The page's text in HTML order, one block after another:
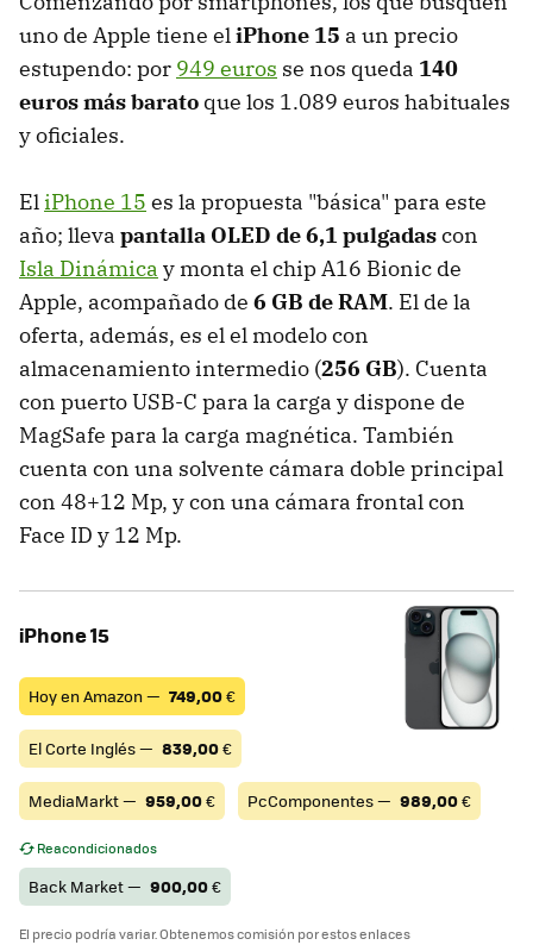
uno de Apple tiene eliPhone 15 a un precio
estupendo: por 949 euros se nos queda 140
euros más barato que los 1.089 euros habituales
y oficiales.
EliPhone 15 es la propuesta "básica" para este
año; lleva pantalla OLED de 6,1 pulgadascon
Isla Dinámica y monta el chip A16 Bionic de
Apple, acompañado de 6 GB de RAM. El de la
oferta, además, es el el modelo con
almacenamiento intermedio (256 GB). Cuenta
con puerto USB-C para la carga y dispone de
MagSafe para la carga magnética. También
cuenta con una solvente cámara doble principal
con 48+12 Mp, y con una cámara frontal con
Face ID y 12 Mp.
iPhone 15
Hoy en Amazon — 749,00€
El Corte Inglés — 839,00€
MediaMarkt — 959,00€ PcComponentes — 989,00€
Reacondicionados
Back Market — 900,00€
El precio podría variar. Obtenemos comisión por estos enlaces